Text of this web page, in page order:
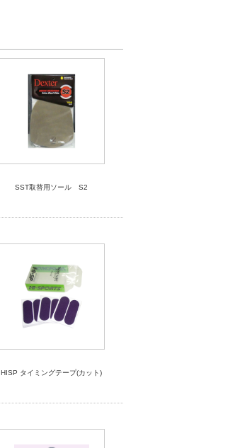
SST取替用ソール S2
HISP タイミングテープ(カット)